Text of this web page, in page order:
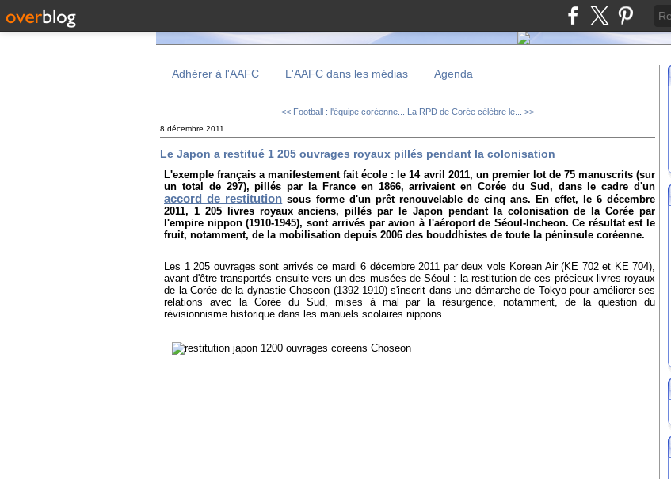
Adhérer à l'AAFC L'AAFC dans les médias Agenda
<< Football : l'équipe coréenne... La RPD de Corée célèbre le... >>
8 décembre 2011
Le Japon a restitué 1 205 ouvrages royaux pillés pendant la colonisation
L'exemple français a manifestement fait école : le 14 avril 2011, un premier lot de 75 manuscrits (sur
un total de 297), pillés par la France en 1866, arrivaient en Corée du Sud, dans le cadre d'un
accord de restitution sous forme d'un prêt renouvelable de cinq ans. En effet, le 6 décembre
2011, 1 205 livres royaux anciens, pillés par le Japon pendant la colonisation de la Corée par
l'empire nippon (1910-1945), sont arrivés par avion à l'aéroport de Séoul-Incheon. Ce résultat est le
fruit, notamment, de la mobilisation depuis 2006 des bouddhistes de toute la péninsule coréenne.
Les 1 205 ouvrages sont arrivés ce mardi 6 décembre 2011 par deux vols Korean Air (KE 702 et KE 704),
avant d'être transportés ensuite vers un des musées de Séoul : la restitution de ces précieux livres royaux
de la Corée de la dynastie Choseon (1392-1910) s'inscrit dans une démarche de Tokyo pour améliorer ses
relations avec la Corée du Sud, mises à mal par la résurgence, notamment, de la question du
révisionnisme historique dans les manuels scolaires nippons.